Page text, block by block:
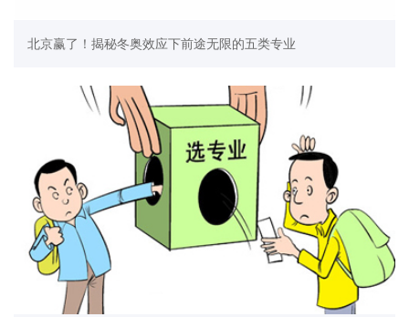
北京赢了！揭秘冬奥效应下前途无限的五类专业